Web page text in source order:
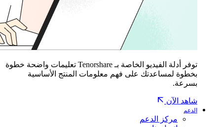
توفر أدلة الفيديو الخاصة بـ Tenorshare تعليمات واضحة خطوة
بخطوة لمساعدتك على فهم معلومات المنتج الأساسية
بسرعة.
شاهد الآن
الدعم
مركز الدعم